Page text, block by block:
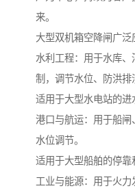
来。
大型双机箱空降闸广泛
水利工程：用于水库
制，调节水位、防洪排
适用于大型水电站的进
港口与航运：用于船闸
水位调节。
适用于大型船舶的停靠
工业与能源：用于火